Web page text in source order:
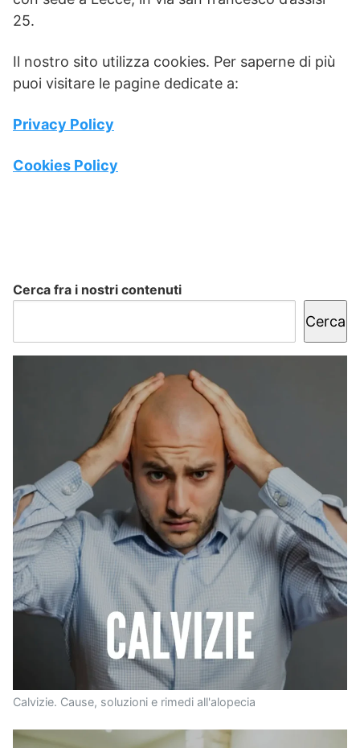
25.
Il nostro sito utilizza cookies. Per saperne di più
puoi visitare le pagine dedicate a:
Privacy Policy
Cookies Policy
Cerca fra i nostri contenuti
Cerca
Calvizie. Cause, soluzioni e rimedi all'alopecia